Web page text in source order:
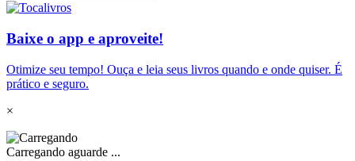
Baixe o app e aproveite!
Otimize seu tempo! Ouça e leia seus livros quando e onde quiser. É
prático e seguro.
×
Carregando aguarde ...